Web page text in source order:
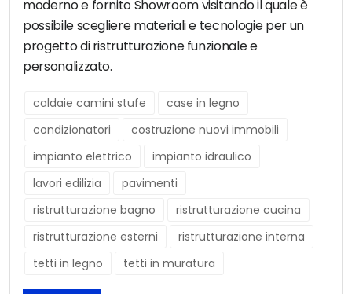
moderno e fornito Showroom visitando il quale è
possibile scegliere materiali e tecnologie per un
progetto di ristrutturazione funzionale e
personalizzato.
caldaie camini stufe
case in legno
condizionatori
costruzione nuovi immobili
impianto elettrico
impianto idraulico
lavori edilizia
pavimenti
ristrutturazione bagno
ristrutturazione cucina
ristrutturazione esterni
ristrutturazione interna
tetti in legno
tetti in muratura